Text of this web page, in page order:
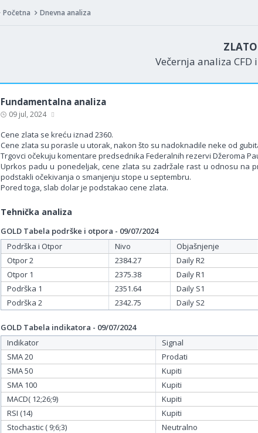
Početna Dnevna analiza
Večernja analiza
Fundamentalna analiza
09 jul, 2024
Cene zlata se kreću iznad 2360.
Cene zlata su porasle u utorak, nakon što su nadoknadile neke od
Trgovci očekuju komentare predsednika Federalnih rezervi Džeroma
Uprkos padu u ponedeljak, cene zlata su zadržale rast u odnosu na
podstakli očekivanja o smanjenju stope u septembru.
Pored toga, slab dolar je podstakao cene zlata.
Tehnička analiza
GOLD Tabela podrške i otpora - 09/07/2024
Podrška i Otpor
Nivo
Objašnjenje
Otpor 2
2384.27
Daily R2
Otpor 1
2375.38
Daily R1
Podrška 1
2351.64
Daily S1
Podrška 2
2342.75 Daily S2
GOLD Tabela indikatora - 09/07/2024
Indikator
Signal
SMA 20
Prodati
SMA 50
Kupiti
SMA 100
Kupiti
MACD( 12;26;9)
Kupiti
RSI (14)
Kupiti
Stochastic ( 9;6;3)
Neutralno